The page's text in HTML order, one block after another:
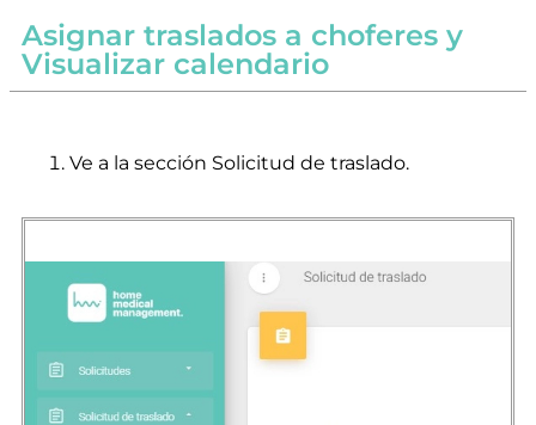
Asignar traslados a choferes y
Visualizar calendario
Ve a la sección Solicitud de traslado.